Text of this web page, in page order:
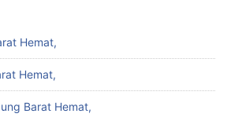
Hemat,
Hemat,
Barat Hemat,